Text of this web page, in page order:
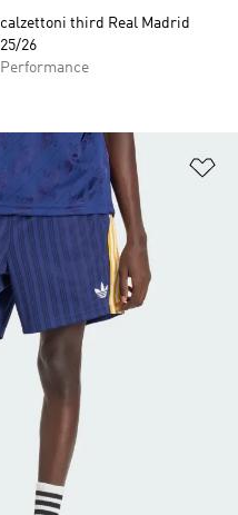
calzettoni third Real Madrid
25/26
Performance